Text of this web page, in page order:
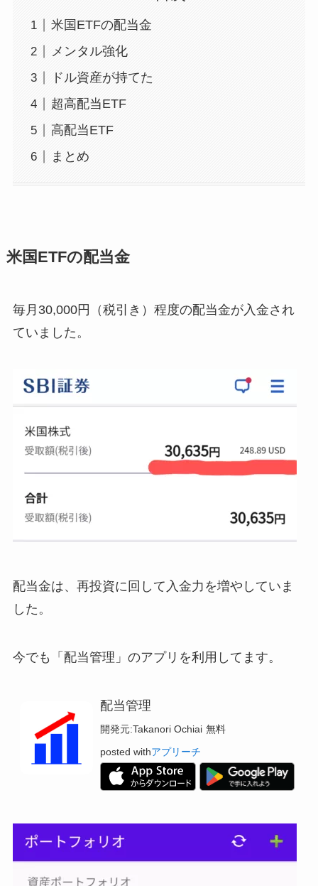
米国ETFの配当金
メンタル強化
ドル資産が持てた
超高配当ETF
高配当ETF
まとめ
米国ETFの配当金
毎月30,000円（税引き）程度の配当金が入金され
ていました。
配当金は、再投資に回して入金力を増やしていま
した。
今でも「配当管理」のアプリを利用してます。
配当管理
開発元:Takanori Ochiai 無料
posted withアプリーチ